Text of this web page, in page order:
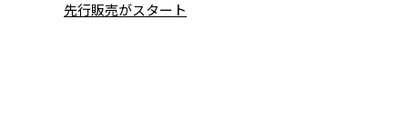
先行販売がスタート